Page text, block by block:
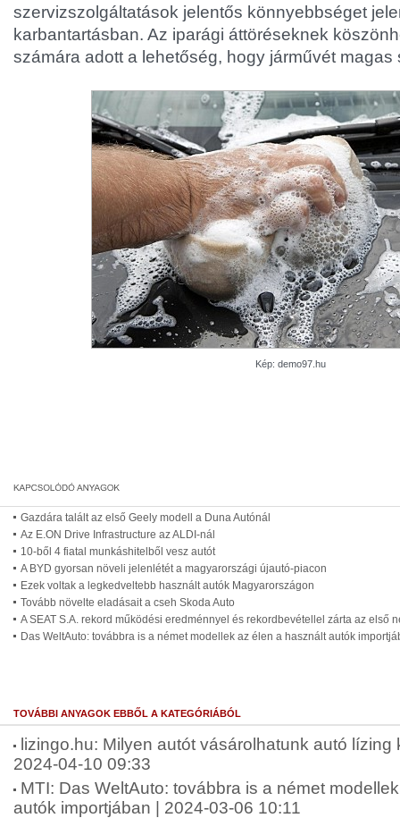
szervizszolgáltatások jelentős könnyebbséget
karbantartásban. Az iparági áttöréseknek
számára adott a lehetőség, hogy járművét
Kép: demo97.hu
Gazdára talált az első Geely modell a Duna Autónál
Az E.ON Drive Infrastructure az ALDI-nál
10-ből 4 fiatal munkáshitelből vesz autót
A BYD gyorsan növeli jelenlétét a magyarországi újautó-piacon
Ezek voltak a legkedveltebb használt autók Magyarországon
Tovább növelte eladásait a cseh Skoda Auto
A SEAT S.A. rekord működési eredménnyel és rekordbevétellel zárta az első
Das WeltAuto: továbbra is a német modellek az élen a használt autók
TOVÁBBI ANYAGOK EBBŐL A KATEGÓRIÁBÓL
lizingo.hu: Milyen autót vásárolhatunk autó lízing
2024-04-10 09:33
MTI: Das WeltAuto: továbbra is a német
autók importjában | 2024-03-06 10:11